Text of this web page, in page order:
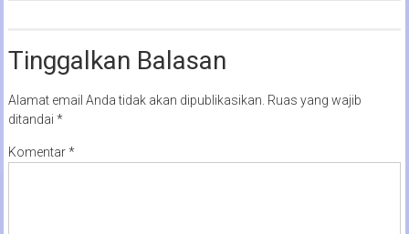
Tinggalkan Balasan
Alamat email Anda tidak akan dipublikasikan. Ruas yang wajib
ditandai *
Komentar*